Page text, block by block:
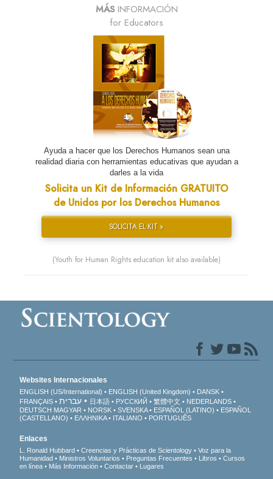
MÁSINFORMACIÓN
for Educators
Ayuda a hacer que los Derechos Humanos sean una
realidad diaria con herramientas educativas que ayudan a
darles a la vida
Solicita un Kit de Información GRATUITO
de Unidos por los Derechos Humanos
SOLICITA EL KIT »
(Youth for Human Rights education kit also available)
Websites Internacionales
ENGLISH (US/International) ENGLISH (United Kingdom)
DANSK
FRANÇAIS
עברית 日本語 РУССКИЙ 繁體中文
NEDERLANDS
DEUTSCH MAGYAR NORSK SVENSKA ESPAÑOL (LATINO)
ESPAÑOL
(CASTELLANO)
ΕΛΛΗΝΙΚA ITALIANO PORTUGUÊS
Enlaces
L. Ronald Hubbard Creencias y Prácticas de Scientology
Voz para la
Humanidad
Ministros Voluntarios Preguntas Frecuentes Libros
Cursos
en línea
Más Información Contactar Lugares